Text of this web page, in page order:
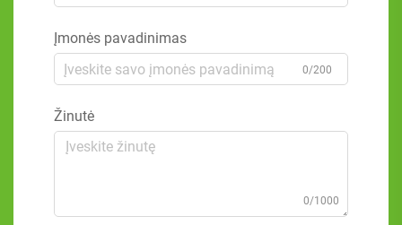
Įmonės pavadinimas
0/200
Žinutė
0/1000